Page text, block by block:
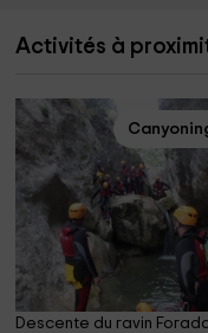
Activités à
Descente du ravin